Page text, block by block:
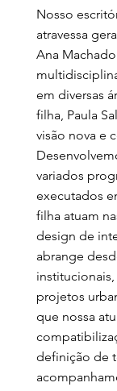
Nosso
atravessa
Ana
em diversas
filha, Paula
visão nova e
variados
executados
filha atuam
design de
abrange
projetos
que nossa
definição de